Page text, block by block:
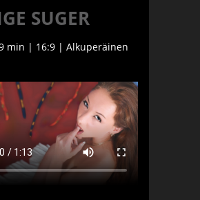
SUGER
min | 16:9 | Alkuperäinen